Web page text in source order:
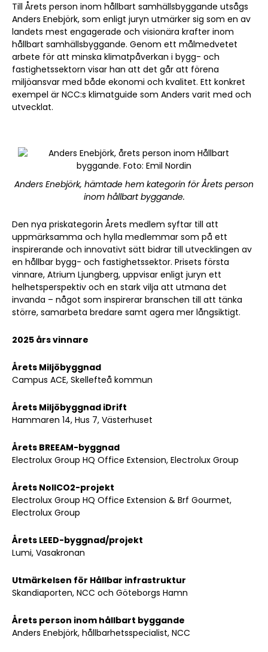
Till Årets person inom hållbart samhällsbyggande utsågs
Anders Enebjörk, som enligt juryn utmärker sig som en av
landets mest engagerade och visionära krafter inom
hållbart samhällsbyggande. Genom ett målmedvetet
arbete för att minska klimatpåverkan i bygg- och
fastighetssektorn visar han att det går att förena
miljöansvar med både ekonomi och kvalitet. Ett konkret
exempel är NCC:s klimatguide som Anders varit med och
utvecklat.
Anders Enebjörk, hämtade hem kategorin för Årets person
inom hållbart byggande.
Den nya priskategorin Årets medlem syftar till att
uppmärksamma och hylla medlemmar som på ett
inspirerande och innovativt sätt bidrar till utvecklingen av
en hållbar bygg- och fastighetssektor. Prisets första
vinnare, Atrium Ljungberg, uppvisar enligt juryn ett
helhetsperspektiv och en stark vilja att utmana det
invanda – något som inspirerar branschen till att tänka
större, samarbeta bredare samt agera mer långsiktigt.
2025 års vinnare
Årets Miljöbyggnad
Campus ACE, Skellefteå kommun
Årets Miljöbyggnad iDrift
Hammaren 14, Hus 7, Västerhuset
Årets BREEAM-byggnad
Electrolux Group HQ Office Extension, Electrolux Group
Årets NollCO2-projekt
Electrolux Group HQ Office Extension & Brf Gourmet,
Electrolux Group
Årets LEED-byggnad/projekt
Lumi, Vasakronan
Utmärkelsen för Hållbar infrastruktur
Skandiaporten, NCC och Göteborgs Hamn
Årets person inom hållbart byggande
Anders Enebjörk, hållbarhetsspecialist, NCC